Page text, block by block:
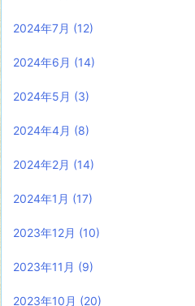
2024年7月 (12)
2024年6月 (14)
2024年5月 (3)
2024年4月 (8)
2024年2月 (14)
2024年1月 (17)
2023年12月 (10)
2023年11月 (9)
2023年10月 (20)